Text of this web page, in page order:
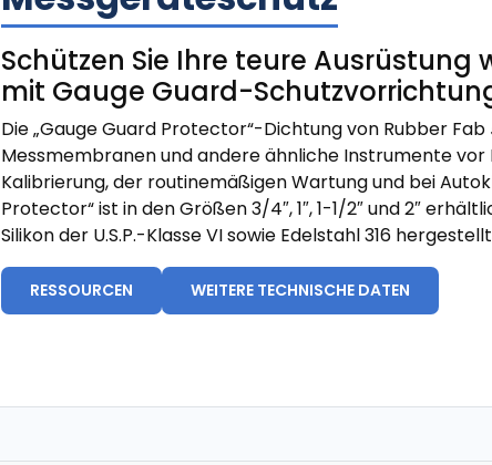
Schützen Sie Ihre teure Ausrüstung
mit Gauge Guard-
Die „Gauge Guard Protector“-Dichtung von Rubber Fab
Messmembranen und andere ähnliche Instrumente
Kalibrierung, der routinemäßigen Wartung und bei
Protector“ ist in den Größen 3/4″, 1″, 1-1/2″ und 2″
Silikon der U.S.P.-Klasse VI sowie Edelstahl 316
RESSOURCEN WEITERE TECHNISCHE DATEN